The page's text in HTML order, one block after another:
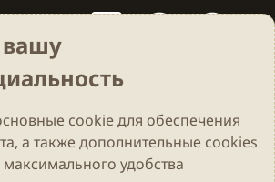
- Основа [v.2.3.2 rc1] 🔥
Русский (RU)
и правила
Помощь
R
cookieдля обеспечения
а также дополнительные cookies
удобства